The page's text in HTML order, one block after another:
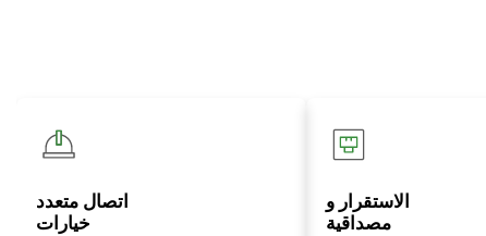
الاستقرار و
مصداقية
اتصال متعدد
خيارات